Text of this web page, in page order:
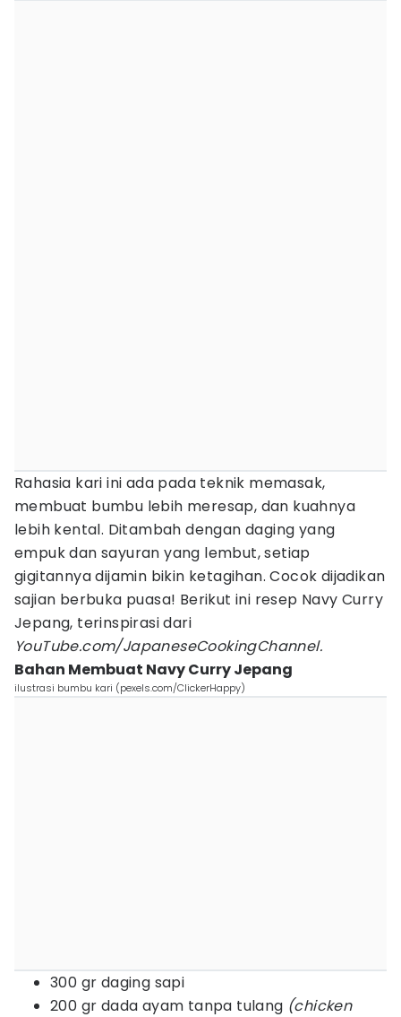
Rahasia kari ini ada pada teknik memasak,
membuat bumbu lebih meresap, dan kuahnya
lebih kental. Ditambah dengan daging yang
empuk dan sayuran yang lembut, setiap
gigitannya dijamin bikin ketagihan. Cocok dijadikan
sajian berbuka puasa! Berikut ini resep Navy Curry
Jepang, terinspirasi dari
YouTube.com/JapaneseCookingChannel.
Bahan Membuat Navy Curry Jepang
ilustrasi bumbu kari (pexels.com/ClickerHappy)
300 gr daging sapi
200 gr dada ayam tanpa tulang (chicken